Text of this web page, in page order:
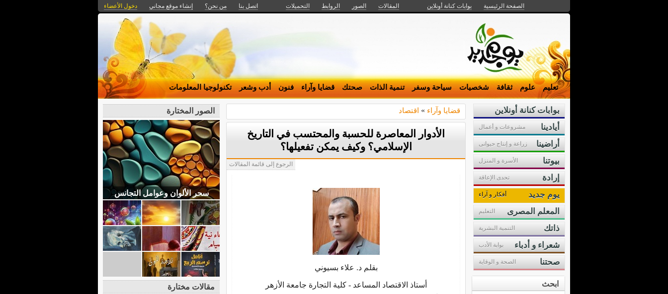
الصفحة الرئيسية بوابات كنانة أونلاين المقالات الصور الروابط التحميلات اتصل بنا من نحن؟ إنشاء موقع مجاني دخول الأعضاء
تعليم علوم ثقافة شخصيات سياحة وسفر تنمية الذات صحتك قضايا وآراء فنون أدب وشعر تكنولوجيا المعلومات
قضايا وآراء » اقتصاد
الأدوار المعاصرة للحسبة والمحتسب في التاريخ
الإسلامي؟ وكيف يمكن تفعيلها؟
الرجوع إلى قائمة المقالات
بقلم د. علاء بسيوني
أستاذ الاقتصاد المساعد - كلية التجارة جامعة الأزهر
بوابات كنانة أونلاين
أيادينا
مشروعات و أعمال
أراضينا زراعة و إنتاج حيوانى
بيوتنا الأسرة و المنزل
إرادة تحدى الإعاقة
يوم جديد أفكار و آراء
المعلم المصرى التعليم
ذاتك التنمية البشرية
شعراء و أدباء بوابة الأدب
صحتنا الصحة و الوقاية
ابحث
الصور المختارة
سحر الألوان وعوامل التجانس
مقالات مختارة